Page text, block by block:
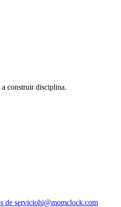
construir disciplina.
de serviciohi@momclock.com